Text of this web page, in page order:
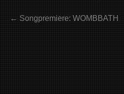
← Songpremiere: WOMBBATH